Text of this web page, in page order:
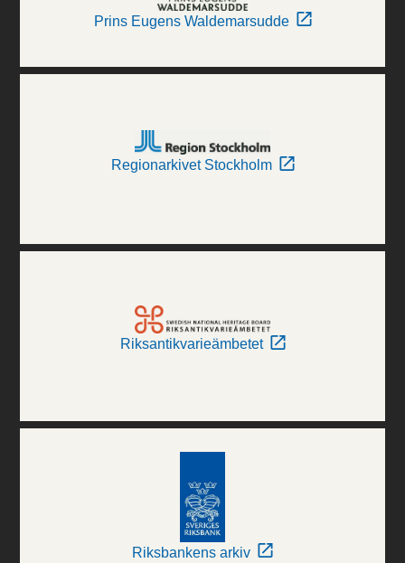
Prins Eugens Waldemarsudde
Regionarkivet Stockholm
Riksantikvarieämbetet
Riksbankens arkiv